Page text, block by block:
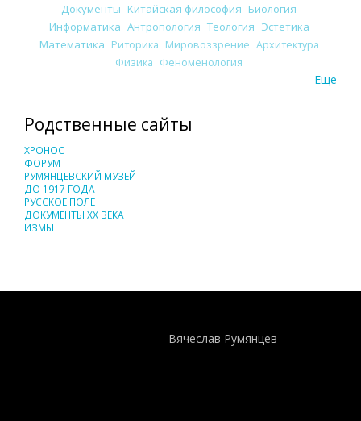
Документы Китайская философия Биология
Информатика Антропология Теология Эстетика
Математика Риторика Мировоззрение Архитектура
Физика Феноменология
Еще
Родственные сайты
ХРОНОС
ФОРУМ
РУМЯНЦЕВСКИЙ МУЗЕЙ
ДО 1917 ГОДА
РУССКОЕ ПОЛЕ
ДОКУМЕНТЫ XX ВЕКА
ИЗМЫ
Вячеслав Румянцев